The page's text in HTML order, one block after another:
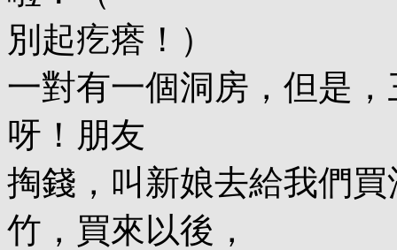
別起疙瘩！）
一對有一個洞房，但是
呀！朋友
掏錢，叫新娘去給我們
竹，買來以後，